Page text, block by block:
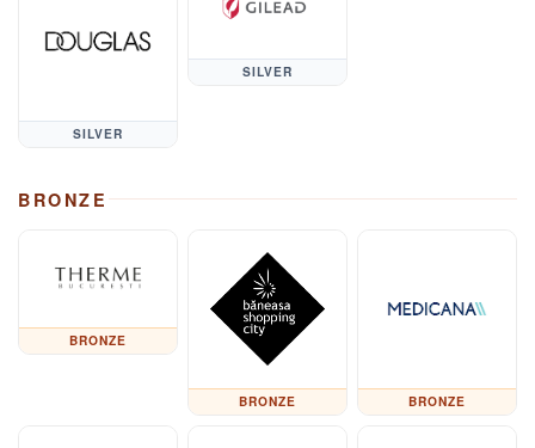
SILVER
SILVER
BRONZE
BRONZE
BRONZE BRONZE